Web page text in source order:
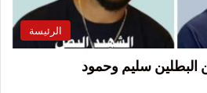
الرئيسة
البطلين سليم وحمود